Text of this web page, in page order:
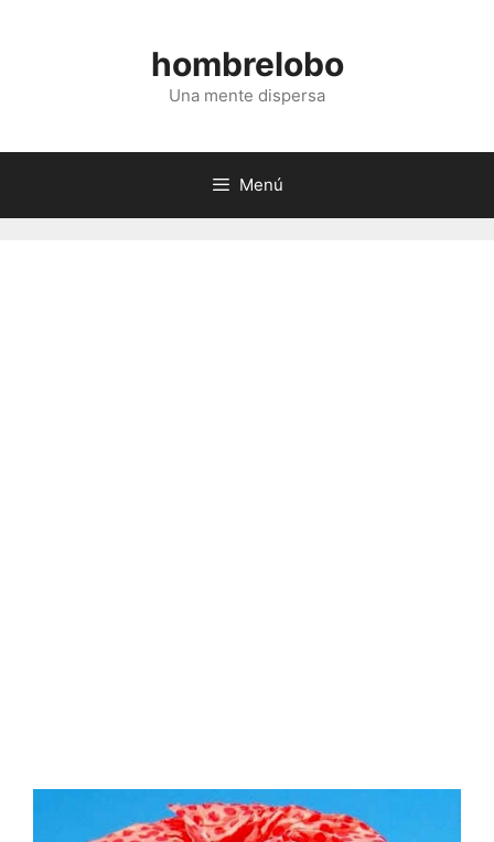
hombrelobo
Una mente dispersa
Menú